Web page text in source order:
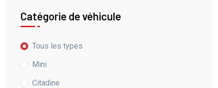
Catégorie de véhicule
Tous les types
Mini
Citadine